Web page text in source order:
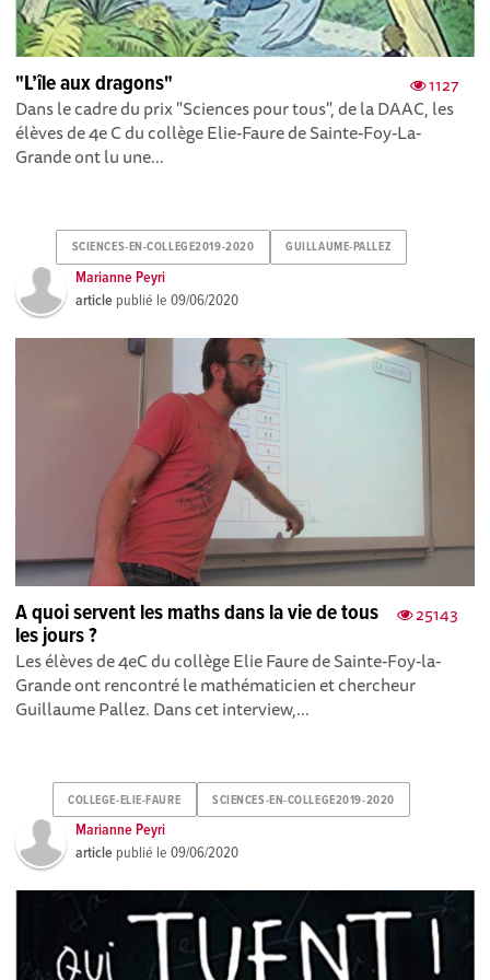
1127
"L’île aux dragons"
Dans le cadre du prix "Sciences pour tous", de la DAAC, les
élèves de 4e C du collège Elie-Faure de Sainte-Foy-La-
Grande ont lu une...
SCIENCES-EN-COLLEGE2019-2020 GUILLAUME-PALLEZ
Marianne Peyri
article publié le09/06/2020
25143
A quoi servent les maths dans la vie de tous
les jours ?
Les élèves de 4eC du collège Elie Faure de Sainte-Foy-la-
Grande ont rencontré le mathématicien et chercheur
Guillaume Pallez. Dans cet interview,...
COLLEGE-ELIE-FAURE SCIENCES-EN-COLLEGE2019-2020
Marianne Peyri
article publié le09/06/2020